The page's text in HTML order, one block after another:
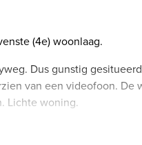
(4e) woonlaag.
Dus gunstig
van een videofoon. De
Lichte woning.